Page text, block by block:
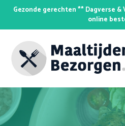
Skip
content
Gezonde gerechten ** Dagverse
online